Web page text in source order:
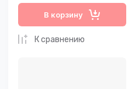
В корзину
К сравнению